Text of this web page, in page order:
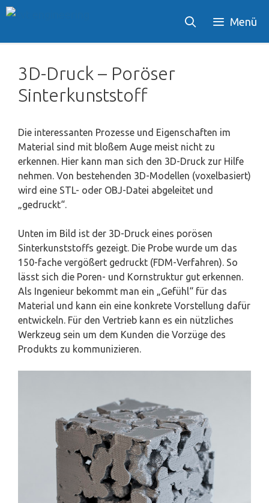
Zum
Menü
3D-Druck – Poröser
Sinterkunststoff
Die interessanten Prozesse und Eigenschaften im
Material sind mit bloßem Auge meist nicht zu
erkennen. Hier kann man sich den 3D-Druck zur Hilfe
nehmen. Von bestehenden 3D-Modellen (voxelbasiert)
wird eine STL- oder OBJ-Datei abgeleitet und
„gedruckt“.
Unten im Bild ist der 3D-Druck eines porösen
Sinterkunststoffs gezeigt. Die Probe wurde um das
150-fache vergößert gedruckt (FDM-Verfahren). So
lässt sich die Poren- und Kornstruktur gut erkennen.
Als Ingenieur bekommt man ein „Gefühl“ für das
Material und kann ein eine konkrete Vorstellung dafür
entwickeln. Für den Vertrieb kann es ein nützliches
Werkzeug sein um dem Kunden die Vorzüge des
Produkts zu kommunizieren.